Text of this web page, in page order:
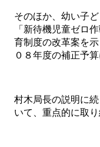
そのほか、幼い子
「新待機児童ゼロ
育制度の改革案を
０８年度の補正予
村木局長の説明に続
いて、重点的に取